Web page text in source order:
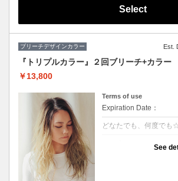
Select
ブリーチデザインカラー Est.
『トリプルカラー』２回ブリーチ+カラー
￥13,800
Terms of use
Expiration Date：
どなたでも、何度でも
See